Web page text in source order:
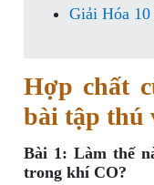
Giải Hóa
Hợp chất
bài tập thú
Bài 1: Làm thế
trong khí CO?